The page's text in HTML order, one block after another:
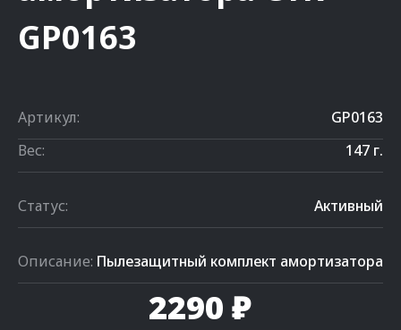
GP0163
Артикул:
GP0163
Вес:
147 г.
Статус: Активный
Описание: Пылезащитный комплект амортизатора
2290 ₽